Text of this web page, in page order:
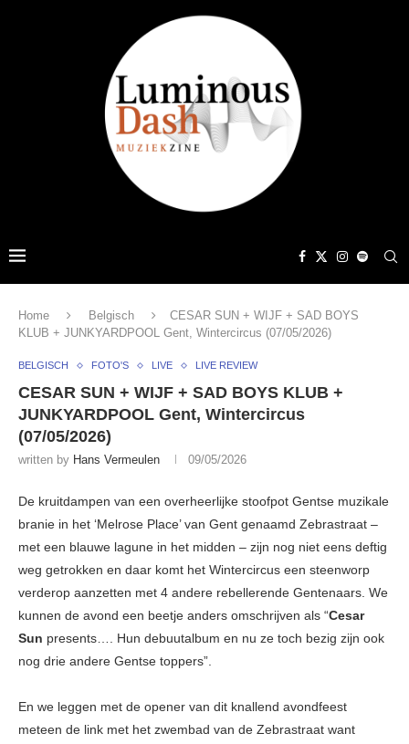
Home Belgisch
CESAR SUN + WIJF + SAD BOYS
KLUB + JUNKYARDPOOL Gent, Wintercircus (07/05/2026)
BELGISCH FOTO'S LIVE LIVE REVIEW
CESAR SUN + WIJF + SAD BOYS KLUB +
JUNKYARDPOOL Gent, Wintercircus
(07/05/2026)
written by Hans Vermeulen 09/05/2026
De kruitdampen van een overheerlijke stoofpot Gentse muzikale
branie in het ‘Melrose Place’ van Gent genaamd Zebrastraat –
met een blauwe lagune in het midden – zijn nog niet eens deftig
weg getrokken en daar komt het Wintercircus een steenworp
verderop aanzetten met 4 andere rebellerende Gentenaars. We
kunnen de avond een beetje anders omschrijven als “Cesar
Sun presents…. Hun debuutalbum en nu ze toch bezig zijn ook
nog drie andere Gentse toppers”.
En we leggen met de opener van dit knallend avondfeest
meteen de link met het zwembad van de Zebrastraat want